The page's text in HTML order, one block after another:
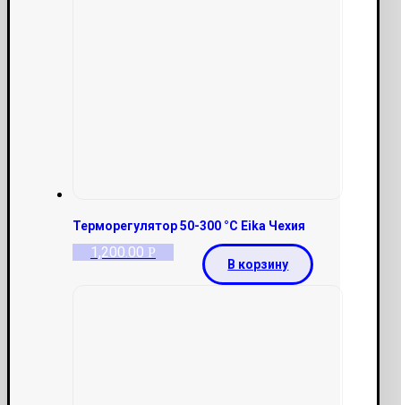
Терморегулятор 50-300 °С Eika Чехия
1,200.00 Р
В корзину